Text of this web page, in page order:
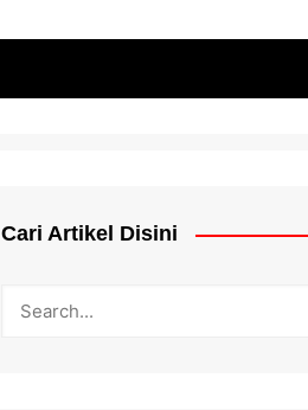
Cari Artikel Disini